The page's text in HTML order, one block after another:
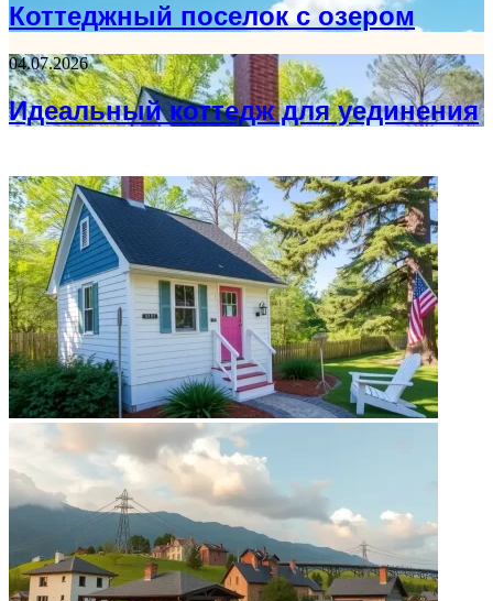
Коттеджный поселок с озером
04.07.2026
Идеальный коттедж для уединения